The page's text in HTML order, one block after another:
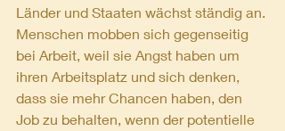
Länder und Staaten wächst ständig an.
Menschen mobben sich gegenseitig
bei Arbeit, weil sie Angst haben um
ihren Arbeitsplatz und sich denken,
dass sie mehr Chancen haben, den
Job zu behalten, wenn der potentielle